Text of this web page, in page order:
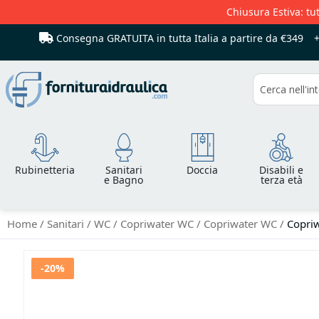
Chiusura Estiva:
Consegna GRATUITA in tutta Italia a partire da €349
Cerca
Rubinetteria Sanitari
e Bagno
Doccia Disabili e
terza età
Home Sanitari WC Copriwater WC Copriwater WC
Vai
-20%